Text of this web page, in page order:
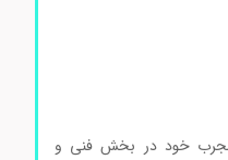
خود در بخش فنی و